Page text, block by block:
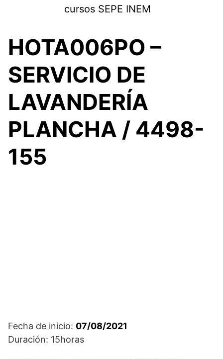
cursos SEPE INEM
HOTA006PO –
SERVICIO DE
LAVANDERÍA
PLANCHA / 4498-
155
Fecha de inicio: 07/08/2021
Duración: 15horas